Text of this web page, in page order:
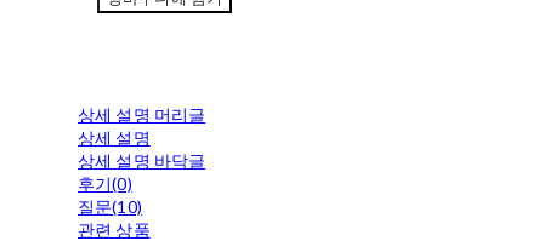
상세 설명 머리글
상세 설명
상세 설명 바닥글
후기(0)
질문(10)
관련 상품